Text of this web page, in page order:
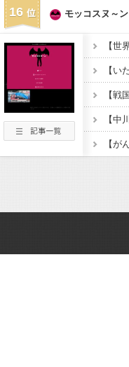
16 モッコスヌ～ン